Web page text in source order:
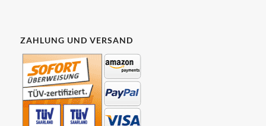
ZAHLUNG UND VERSAND